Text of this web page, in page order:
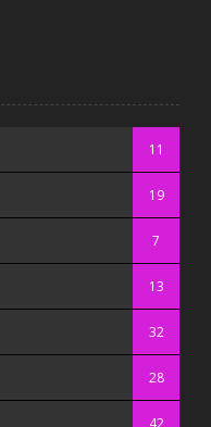
11
19
7
13
32
28